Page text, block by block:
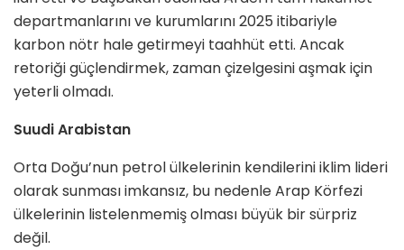
departmanlarını ve kurumlarını 2025 itibariyle
karbon nötr hale getirmeyi taahhüt etti. Ancak
retoriği güçlendirmek, zaman çizelgesini aşmak için
yeterli olmadı.
Suudi Arabistan
Orta Doğu’nun petrol ülkelerinin kendilerini iklim lideri
olarak sunması imkansız, bu nedenle Arap Körfezi
ülkelerinin listelenmemiş olması büyük bir sürpriz
değil.